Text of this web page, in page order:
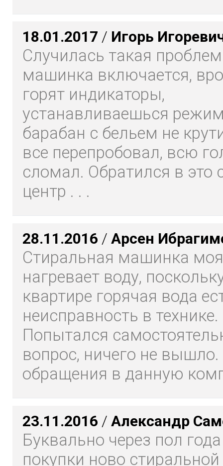
18.01.2017 / Игорь
Случилась такая
машинка включается,
горят индикаторы,
устанавливаешься
барабан с бельем не
все перепробовал, всю
сломал. Обратился в это
центр . . .
28.11.2016 / Арсен
Стиральная машинка
нагревает воду,
квартире горячая вода
неисправность в технике.
Попытался
вопрос, ничего не
обращения в данную
23.11.2016 / Александр
Буквально через пол
покупки ново